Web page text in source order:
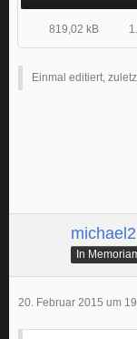
819,02 kB
Einmal editiert,
michael2
In
20. Februar 2015 um